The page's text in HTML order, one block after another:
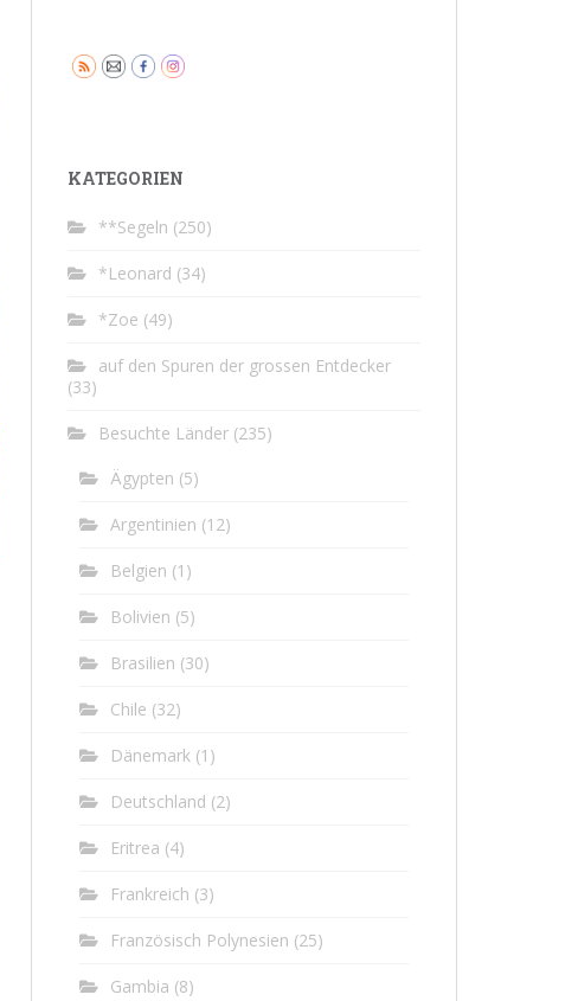
KATEGORIEN
**Segeln (250)
*Leonard (34)
*Zoe (49)
auf den Spuren der grossen Entdecker
(33)
Besuchte Länder (235)
Ägypten (5)
Argentinien (12)
Belgien (1)
Bolivien (5)
Brasilien (30)
Chile (32)
Dänemark (1)
Deutschland (2)
Eritrea (4)
Frankreich (3)
Französisch Polynesien (25)
Gambia (8)